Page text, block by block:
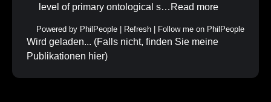
level of primary ontological s… Read more
Powered by PhilPeople | Refresh | Follow me on PhilPeople
Wird geladen... (Falls nicht, finden Sie meine
Publikationen hier)